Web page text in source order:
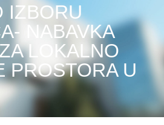
IZBORU
NABAVKA
LOKALNO
PROSTORA U